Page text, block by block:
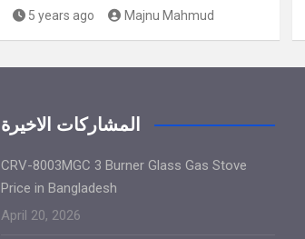
5 years ago Majnu Mahmud
المشاركات الاخيرة
CRV-8003MGC 3 Burner Glass Gas Stove
Price in Bangladesh
April 20, 2026